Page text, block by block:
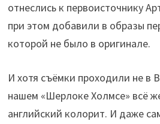
отнеслись к первоисточнику
при этом добавили в образы
которой не было в оригинале.
И хотя съёмки проходили не в
нашем «Шерлоке Холмсе» всё
английский колорит. И даже